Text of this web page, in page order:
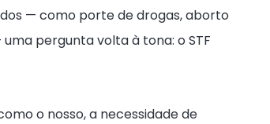
— como porte de drogas, aborto
pergunta volta à tona: o STF
o nosso, a necessidade de